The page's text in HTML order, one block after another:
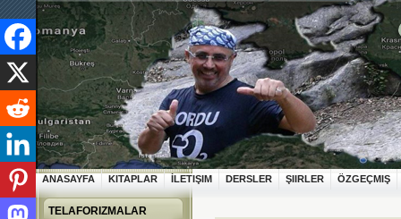
ANASAYFA KITAPLAR İLETIŞIM DERSLER ŞIIRLER ÖZGEÇMIŞ
TELAFORIZMALAR